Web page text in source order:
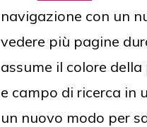
navigazione con un
vedere più pagine
assume il colore
e campo di ricerca in
un nuovo modo per